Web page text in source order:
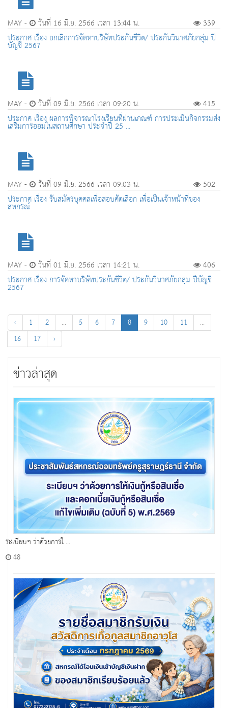
MAY - วันที่ 16 มิ.ย. 2566 เวลา 13:44 น.
339
ประกาศ เรื่อง ยกเลิกการจัดหาบริษัทประกันชีวิต/ ประกันวินาศภัยกลุ่ม ปี
บัญชี 2567
MAY - วันที่ 09 มิ.ย. 2566 เวลา 09:20 น.
415
ประกาศ เรื่อง ผลการพิจารณาโรงเรียนที่ผ่านเกณฑ์ การประเมินกิจกรรมส่ง
เสริมการออมในสถานศึกษา ประจำปี 25 ...
MAY - วันที่ 09 มิ.ย. 2566 เวลา 09:03 น.
502
ประกาศ เรื่อง รับสมัครบุคคลเพื่อสอบคัดเลือก เพื่อเป็นเจ้าหน้าที่ของ
สหกรณ์
MAY - วันที่ 01 มิ.ย. 2566 เวลา 14:21 น.
406
ประกาศ เรื่อง การจัดหาบริษัทประกันชีวิต/ ประกันวินาศภัยกลุ่ม ปีบัญชี
2567
‹ 1 2 ... 5 6 7 8 9 10 11
...
16
17 ›
ข่าวล่าสุด
ระเบียบฯ ว่าด้วยการใ ...
48